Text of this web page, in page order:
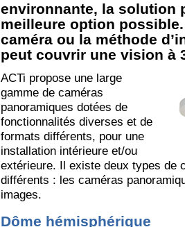
environnante, la solution
meilleure option
caméra ou la méthode
peut couvrir une vision à
ACTi propose une large
gamme de caméras
panoramiques dotées de
fonctionnalités diverses et de
formats différents, pour une
installation intérieure et/ou
extérieure. Il existe deux types de
différents : les caméras
images.
Dôme hémisphérique